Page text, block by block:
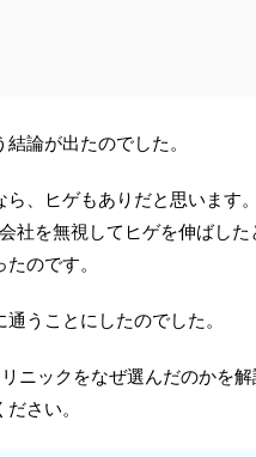
結論が出たのでした。
、ヒゲもありだと思います。
社を無視してヒゲを伸ばし
のです。
うことにしたのでした。
ニックをなぜ選んだのかを
さい。